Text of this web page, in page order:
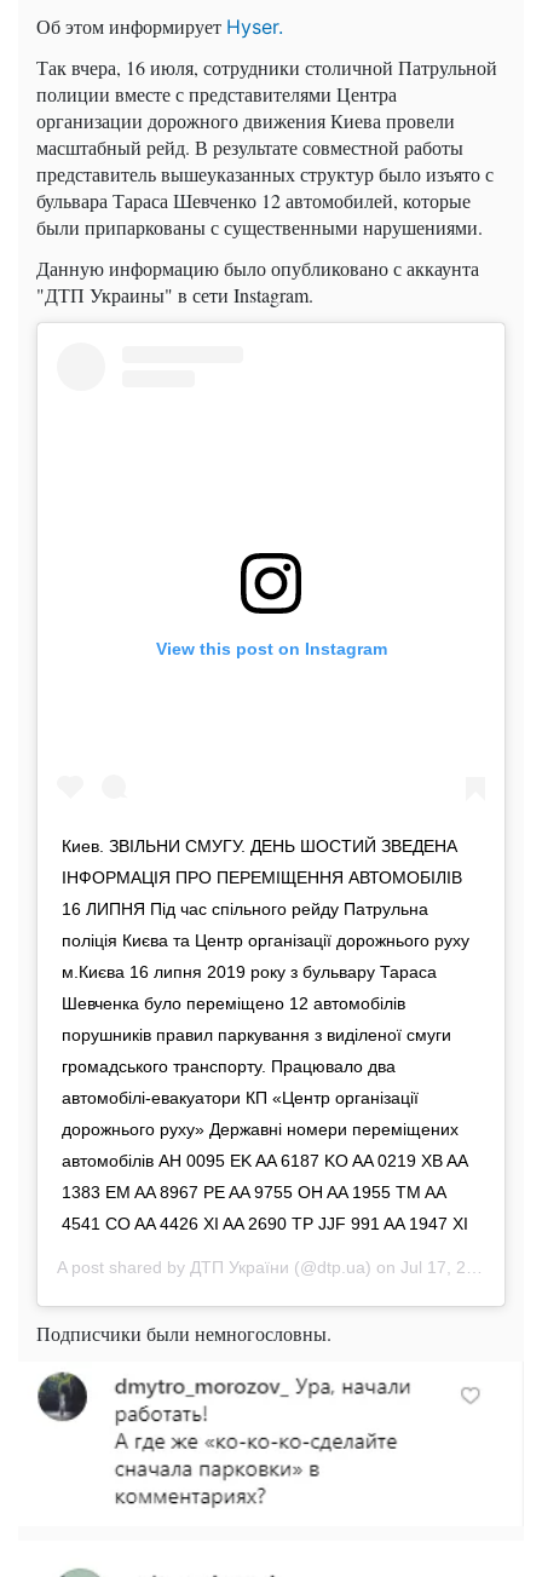
Об этом информирует Hyser.
Так вчера, 16 июля, сотрудники столичной Патрульной
полиции вместе с представителями Центра
организации дорожного движения Киева провели
масштабный рейд. В результате совместной работы
представитель вышеуказанных структур было изъято с
бульвара Тараса Шевченко 12 автомобилей, которые
были припаркованы с существенными нарушениями.
Данную информацию было опубликовано с аккаунта
"ДТП Украины" в сети Instagram.
View this post on Instagram
Киев. ЗВІЛЬНИ СМУГУ. ДЕНЬ ШОСТИЙ ЗВЕДЕНА
ІНФОРМАЦІЯ ПРО ПЕРЕМІЩЕННЯ АВТОМОБІЛІВ
16 ЛИПНЯ Під час спільного рейду Патрульна
поліція Києва та Центр організації дорожнього руху
м.Києва 16 липня 2019 року з бульвару Тараса
Шевченка було переміщено 12 автомобілів
порушників правил паркування з виділеної смуги
громадського транспорту. Працювало два
автомобілі-евакуатори КП «Центр організації
дорожнього руху» Державні номери переміщених
автомобілів AH 0095 EK AA 6187 KO AA 0219 XB AA
1383 EM AA 8967 PE AA 9755 OH AA 1955 TM AA
4541 CO AA 4426 XI AA 2690 TP JJF 991 AA 1947 XI
A post shared by ДТП України (@dtp.ua) on Jul 17, 2019 at 1:09am PDT
Подписчики были немногословны.